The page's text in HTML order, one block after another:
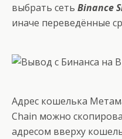
выбрать сеть Binance
иначе переведённые
Адрес кошелька
Chain можно
адресом вверху